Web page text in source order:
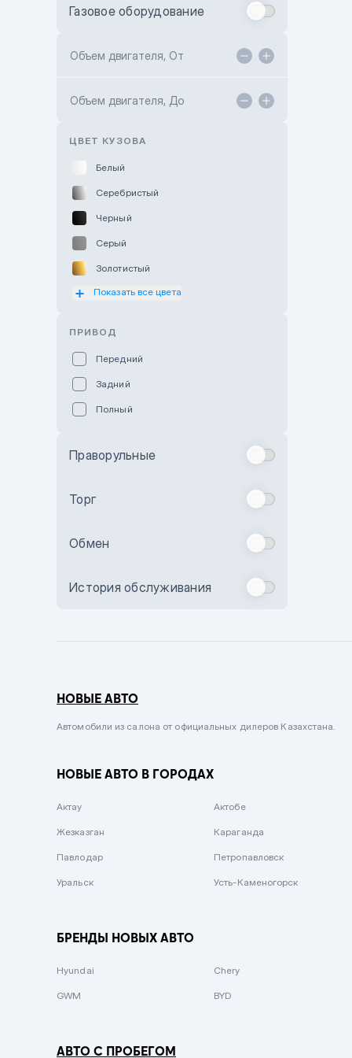
Toyota Kokshetau
Hyundai ShymCity
Газовое оборудование
Объем двигателя, От
Объем двигателя, До
ЦВЕТ КУЗОВА
Белый
Серебристый
Черный
Серый
Золотистый
Оранжевый
Бежевый
Комбинированный
Сиреневый металлик
Вишневый
Зеленый металлик
Показать все цвета
ПРИВОД
Передний
Задний
Полный
Праворульные
Торг
Обмен
История обслуживания
НОВЫЕ АВТО
Автомобили из салона от официальных дилеров Казахстана.
НОВЫЕ АВТО В ГОРОДАХ
Актау Актобе
Жезказган Караганда
Павлодар Петропавловск
Уральск Усть-Каменогорск
БРЕНДЫ НОВЫХ АВТО
Hyundai Chery
GWM BYD
АВТО С ПРОБЕГОМ